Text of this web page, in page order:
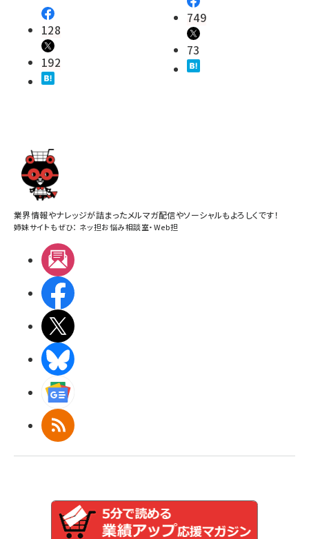
128
192
749
73
業界情報やナレッジが詰まったメルマガ配信やソーシャルもよろしくです！
姉妹サイトもぜひ： ネッ担お悩み相談室・Web担
RSS